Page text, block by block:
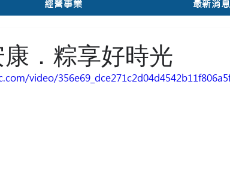
經營事業 最新消息
．粽享好時光
video/